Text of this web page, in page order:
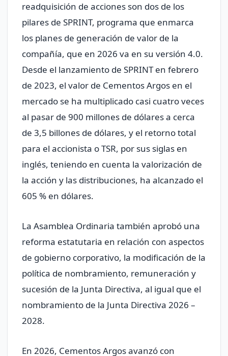
readquisición de acciones son dos de los
pilares de SPRINT, programa que enmarca
los planes de generación de valor de la
compañía, que en 2026 va en su versión 4.0.
Desde el lanzamiento de SPRINT en febrero
de 2023, el valor de Cementos Argos en el
mercado se ha multiplicado casi cuatro veces
al pasar de 900 millones de dólares a cerca
de 3,5 billones de dólares, y el retorno total
para el accionista o TSR, por sus siglas en
inglés, teniendo en cuenta la valorización de
la acción y las distribuciones, ha alcanzado el
605 % en dólares.
La Asamblea Ordinaria también aprobó una
reforma estatutaria en relación con aspectos
de gobierno corporativo, la modificación de la
política de nombramiento, remuneración y
sucesión de la Junta Directiva, al igual que el
nombramiento de la Junta Directiva 2026 –
2028.
En 2026, Cementos Argos avanzó con